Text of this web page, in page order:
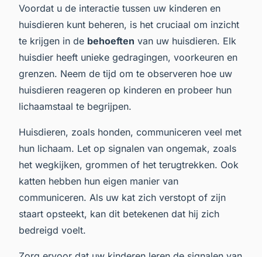
Voordat u de interactie tussen uw kinderen en
huisdieren kunt beheren, is het cruciaal om inzicht
te krijgen in de behoeften van uw huisdieren. Elk
huisdier heeft unieke gedragingen, voorkeuren en
grenzen. Neem de tijd om te observeren hoe uw
huisdieren reageren op kinderen en probeer hun
lichaamstaal te begrijpen.
Huisdieren, zoals honden, communiceren veel met
hun lichaam. Let op signalen van ongemak, zoals
het wegkijken, grommen of het terugtrekken. Ook
katten hebben hun eigen manier van
communiceren. Als uw kat zich verstopt of zijn
staart opsteekt, kan dit betekenen dat hij zich
bedreigd voelt.